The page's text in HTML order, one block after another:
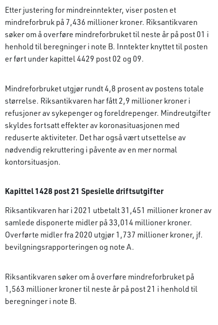
Etter justering for mindreinntekter, viser posten et
mindreforbruk på 7,436 millioner kroner. Riksantikvaren
søker om å overføre mindreforbruket til neste år på post 01 i
henhold til beregninger i note B. Inntekter knyttet til posten
er ført under kapittel 4429 post 02 og 09.
Mindreforbruket utgjør rundt 4,8 prosent av postens totale
størrelse. Riksantikvaren har fått 2,9 millioner kroner i
refusjoner av sykepenger og foreldrepenger. Mindreutgifter
skyldes fortsatt effekter av koronasituasjonen med
reduserte aktiviteter. Det har også vært utsettelse av
nødvendig rekruttering i påvente av en mer normal
kontorsituasjon.
Kapittel 1428 post 21 Spesielle driftsutgifter
Riksantikvaren har i 2021 utbetalt 31,451 millioner kroner av
samlede disponerte midler på 33,014 millioner kroner.
Overførte midler fra 2020 utgjør 1,737 millioner kroner, jf.
bevilgningsrapporteringen og note A.
Riksantikvaren søker om å overføre mindre­forbruket på
1,563 millioner kroner til neste år på post 21 i henhold til
beregninger i note B.